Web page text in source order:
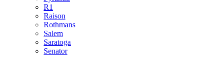
R1
Raison
Rothmans
Salem
Saratoga
Senator